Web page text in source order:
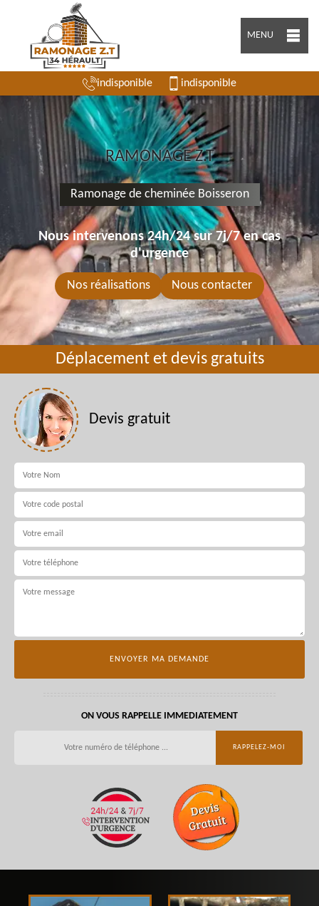
MENU
indisponible indisponible
RAMONAGE Z.T
Ramonage de cheminée Boisseron
Nous intervenons 24h/24 sur 7j/7 en cas
d'urgence
Nos réalisations Nous contacter
Déplacement et devis gratuits
Devis gratuit
ON VOUS RAPPELLE IMMEDIATEMENT